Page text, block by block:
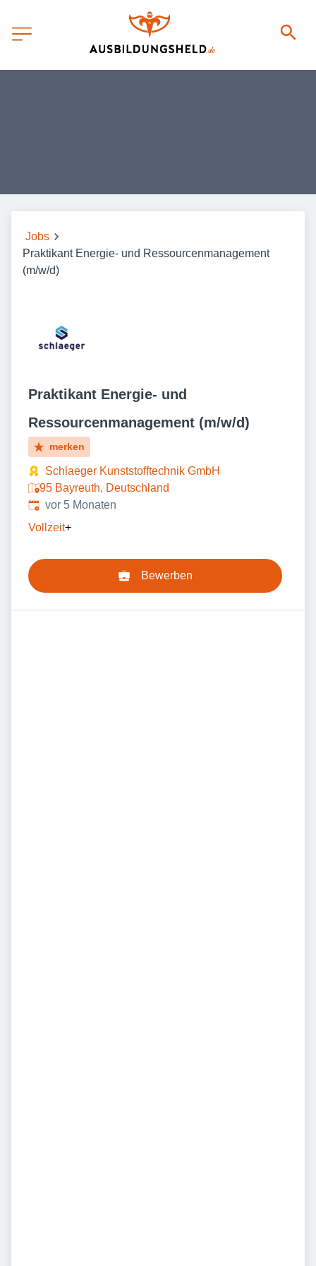
Jobs
Praktikant Energie- und Ressourcenmanagement
(m/w/d)
Praktikant Energie- und
Ressourcenmanagement (m/w/d)
merken
Schlaeger Kunststofftechnik GmbH
95 Bayreuth, Deutschland
Veröffentlicht:
vor 5 Monaten
Vollzeit+
Bewerben